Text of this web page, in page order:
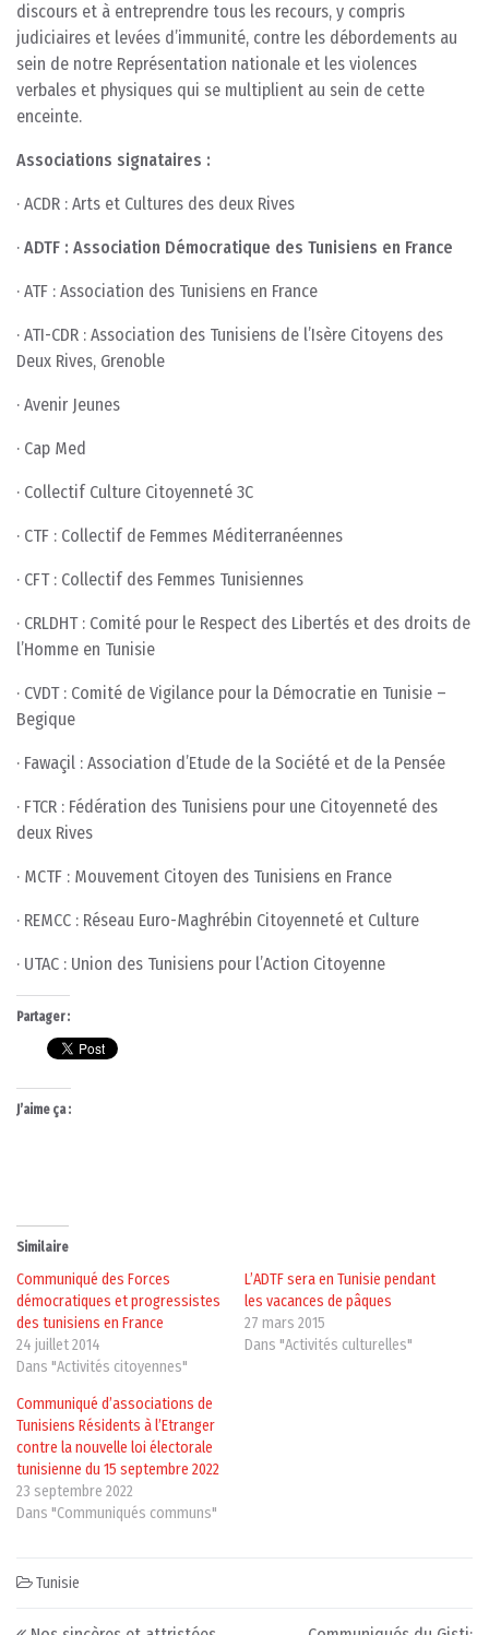
discours et à entreprendre tous les recours, y compris
judiciaires et levées d’immunité, contre les débordements au
sein de notre Représentation nationale et les violences
verbales et physiques qui se multiplient au sein de cette
enceinte.
Associations signataires :
· ACDR : Arts et Cultures des deux Rives
· ADTF : Association Démocratique des Tunisiens en France
· ATF : Association des Tunisiens en France
· ATI-CDR : Association des Tunisiens de l’Isère Citoyens des
Deux Rives, Grenoble
· Avenir Jeunes
· Cap Med
· Collectif Culture Citoyenneté 3C
· CTF : Collectif de Femmes Méditerranéennes
· CFT : Collectif des Femmes Tunisiennes
· CRLDHT : Comité pour le Respect des Libertés et des droits de
l’Homme en Tunisie
· CVDT : Comité de Vigilance pour la Démocratie en Tunisie –
Begique
· Fawaçil : Association d’Etude de la Société et de la Pensée
· FTCR : Fédération des Tunisiens pour une Citoyenneté des
deux Rives
· MCTF : Mouvement Citoyen des Tunisiens en France
· REMCC : Réseau Euro-Maghrébin Citoyenneté et Culture
· UTAC : Union des Tunisiens pour l’Action Citoyenne
Partager :
J’aime ça :
Similaire
Communiqué des Forces
démocratiques et progressistes
des tunisiens en France
24 juillet 2014
Dans "Activités citoyennes"
L’ADTF sera en Tunisie pendant
les vacances de pâques
27 mars 2015
Dans "Activités culturelles"
Communiqué d’associations de
Tunisiens Résidents à l’Etranger
contre la nouvelle loi électorale
tunisienne du 15 septembre 2022
23 septembre 2022
Dans "Communiqués communs"
Tunisie
Post navigation